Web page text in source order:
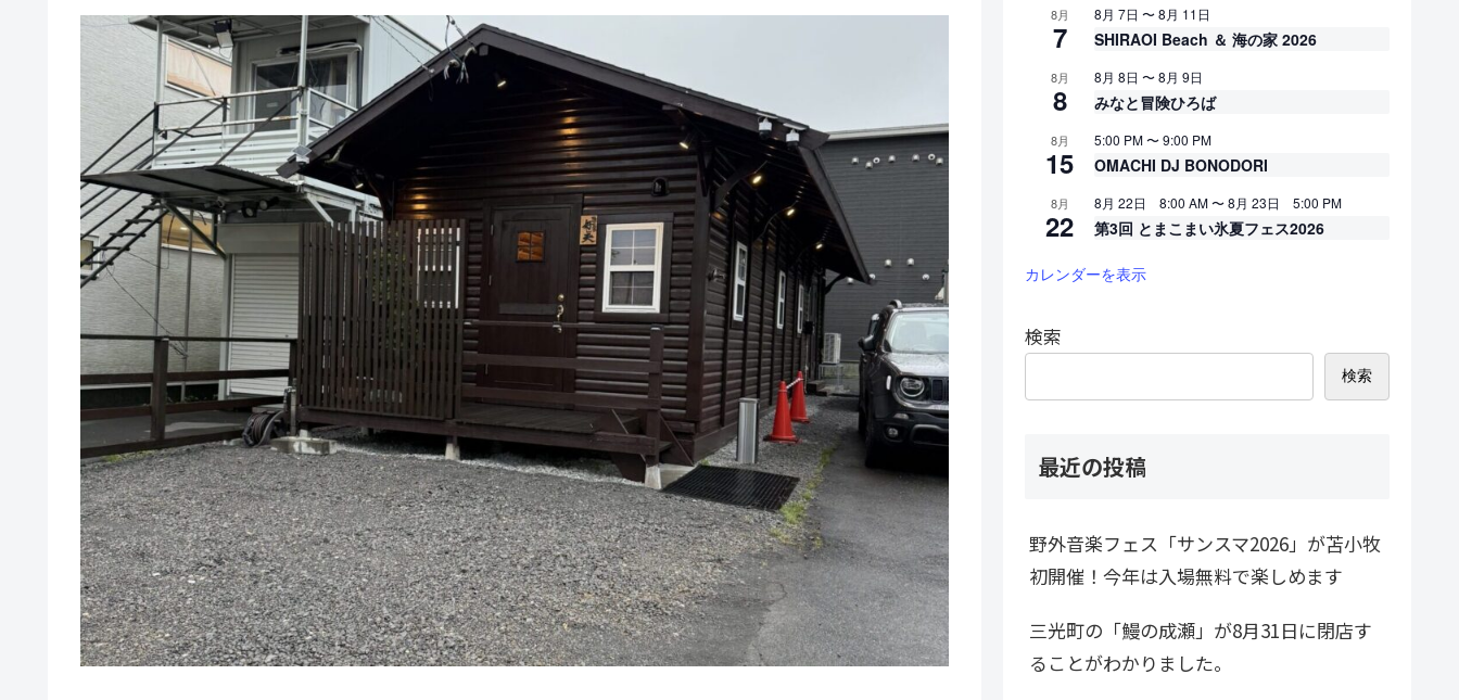
8月
7
8月 7日 〜8月 11日
SHIRAOI Beach ＆ 海の家 2026
8月
8
8月 8日 〜8月 9日
みなと冒険ひろば
8月
15
5:00 PM〜9:00 PM
OMACHI DJ BONODORI
8月
22
8月 22日 8:00 AM〜8月 23日 5:00 PM
第3回 とまこまい氷夏フェス2026
カレンダーを表示
検索
検索
最近の投稿
野外音楽フェス「サンスマ2026」が苫小牧
初開催！今年は入場無料で楽しめます
三光町の「鰻の成瀬」が8月31日に閉店す
ることがわかりました。